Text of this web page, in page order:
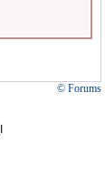
Forums ©